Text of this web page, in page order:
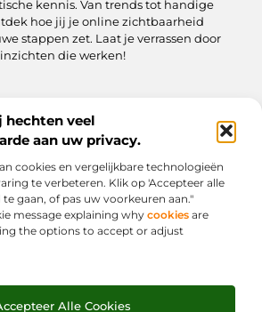
hechten veel
aan uw privacy.
cookies en vergelijkbare technologieën
te verbeteren. Klik op 'Accepteer alle
gaan, of pas uw voorkeuren aan."
message explaining why cookies are
the options to accept or adjust
Alle Cookies
kennis. Van trends tot handige
hoe jij je online zichtbaarheid
stappen zet. Laat je verrassen door
inzichten die werken!